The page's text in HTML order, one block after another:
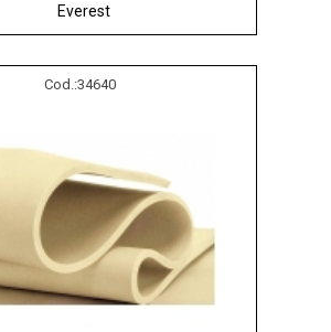
Everest
Cod.:34640